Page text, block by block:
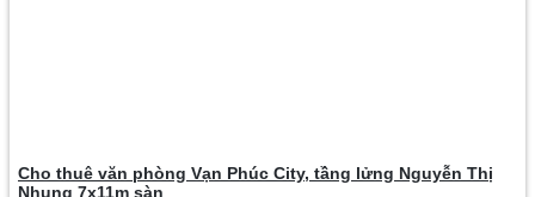
Cho thuê văn phòng Vạn Phúc City, tầng lửng Nguyễn Thị
Nhung 7x11m sàn